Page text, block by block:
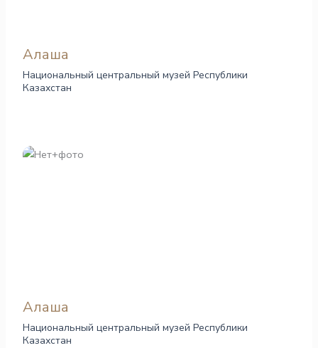
Алаша
Национальный центральный музей Республики
Казахстан
Алаша
Национальный центральный музей Республики
Казахстан